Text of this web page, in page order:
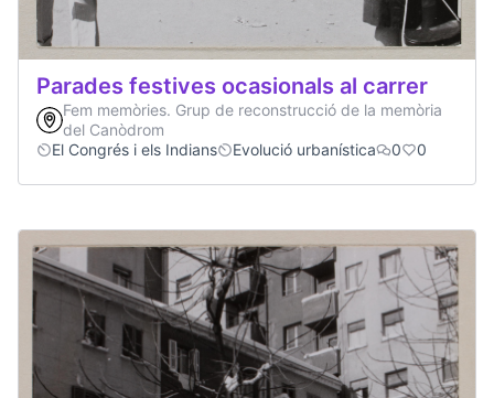
Parades festives ocasionals al carrer
Fem memòries. Grup de reconstrucció de la memòria
del Canòdrom
El Congrés i els Indians
Evolució urbanística 0 0